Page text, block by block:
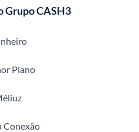
Grupo CASH3
Plano
Conexão